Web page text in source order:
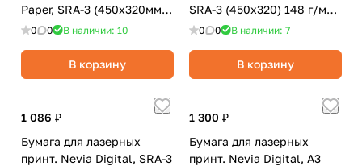
Paper, SRA-3 (450х320мм),
белая, 120 г/м2, матовая,
0 0 В наличии: 10
В корзину
SRA-3 (450x320) 148 г/м2
Gloss (глянцевая) белая (
0 0 В наличии: 7
В корзину
1 086 ₽
Бумага для лазерных
принт. Nevia Digital, SRA-3
1 300 ₽
Бумага для лазерных
принт. Nevia Digital, А3